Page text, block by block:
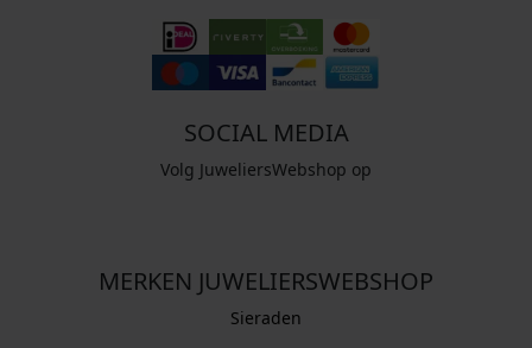
SOCIAL MEDIA
Volg JuweliersWebshop op
MERKEN JUWELIERSWEBSHOP
Sieraden